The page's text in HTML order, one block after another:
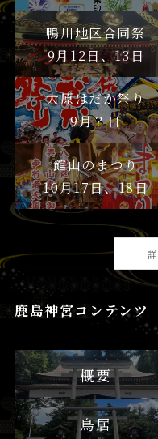
鴨川地区合同祭
9月12日、13日
大原はだか祭り
9月？日
館山のまつり
10月17日、18日
鹿島神宮コンテンツ
概要
鳥居